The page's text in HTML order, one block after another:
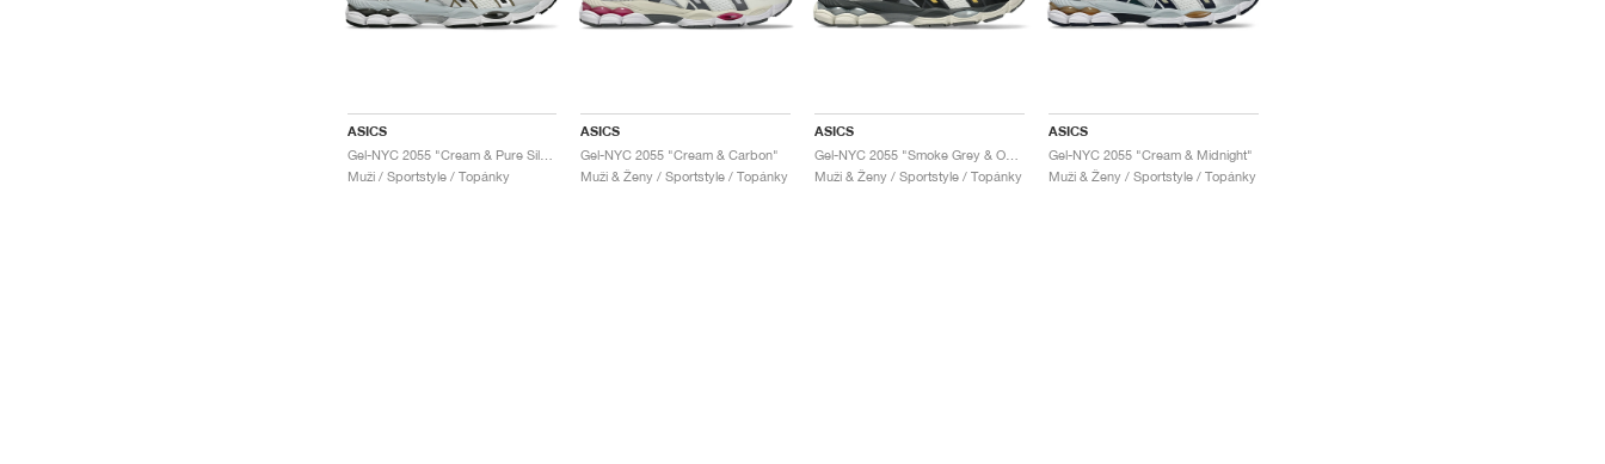
ASICS
Gel-NYC 2055 "Cream & Pure Silver"
Muži / Sportstyle / Topánky
ASICS
Gel-NYC 2055 "Cream & Carbon"
Muži & Ženy / Sportstyle / Topánky
ASICS
Muži & Ženy / Sportstyle / Topánky
ASICS
Gel-NYC 2055 "Cream & Midnight"
Muži & Ženy / Sportstyle / Topánky